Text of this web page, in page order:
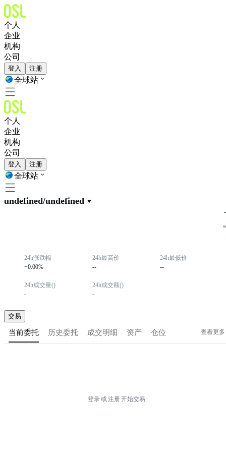
个人
企业
机构
公司
登入 注册
全球站
个人
企业
机构
公司
登入 注册
全球站
undefined/undefined
24h涨跌幅
+0.00%
24h最高价
--
24h最低价
--
24h成交量()
-
24h成交额()
-
交易
当前委托 历史委托 成交明细 资产 仓位 查看更多
登录或注册开始交易